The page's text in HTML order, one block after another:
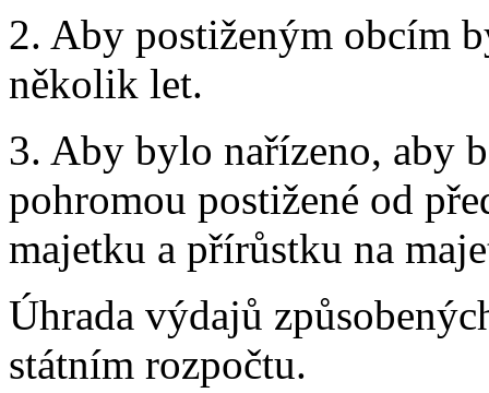
2. Aby postiženým obcím
několik let.
3. Aby bylo nařízeno, aby
pohromou postižené od
majetku a přírůstku na
Úhrada výdajů
státním rozpočtu.